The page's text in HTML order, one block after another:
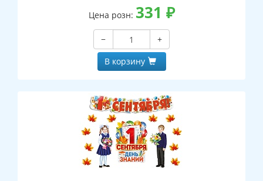
Цена розн: 331 ₽
−
+
В корзину